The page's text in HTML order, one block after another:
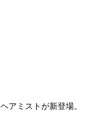
アミストが新登場。